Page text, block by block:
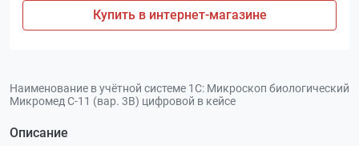
Купить в интернет-магазине
Наименование в учётной системе 1С: Микроскоп биологический
Микромед С-11 (вар. 3B) цифровой в кейсе
Описание